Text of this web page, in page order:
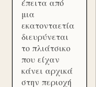
έπειτα από
μια
εκατονταετία
διευρύνεται
το πλιάτσικο
που είχαν
κάνει αρχικά
στην περιοχή